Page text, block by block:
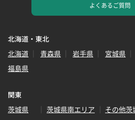
よくあるご質問
北海道・東北
北海道
青森県 岩手県 宮城県
福島県
関東
茨城県
茨城県南エリア
その他茨